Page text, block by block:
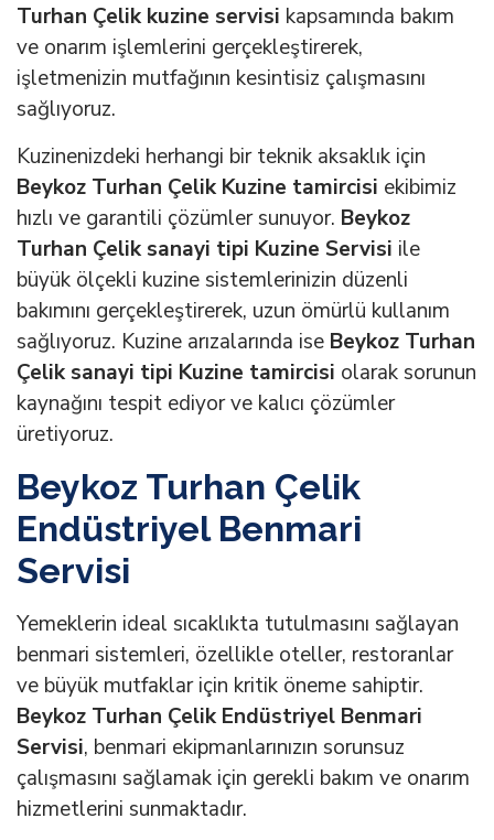
Turhan Çelik kuzine servisi kapsamında bakım
ve onarım işlemlerini gerçekleştirerek,
işletmenizin mutfağının kesintisiz çalışmasını
sağlıyoruz.
Kuzinenizdeki herhangi bir teknik aksaklık için
Beykoz Turhan Çelik Kuzine tamircisi ekibimiz
hızlı ve garantili çözümler sunuyor. Beykoz
Turhan Çelik sanayi tipi Kuzine Servisi ile
büyük ölçekli kuzine sistemlerinizin düzenli
bakımını gerçekleştirerek, uzun ömürlü kullanım
sağlıyoruz. Kuzine arızalarında ise Beykoz Turhan
Çelik sanayi tipi Kuzine tamircisi olarak sorunun
kaynağını tespit ediyor ve kalıcı çözümler
üretiyoruz.
Beykoz Turhan Çelik
Endüstriyel Benmari
Servisi
Yemeklerin ideal sıcaklıkta tutulmasını sağlayan
benmari sistemleri, özellikle oteller, restoranlar
ve büyük mutfaklar için kritik öneme sahiptir.
Beykoz Turhan Çelik Endüstriyel Benmari
Servisi, benmari ekipmanlarınızın sorunsuz
çalışmasını sağlamak için gerekli bakım ve onarım
hizmetlerini sunmaktadır.